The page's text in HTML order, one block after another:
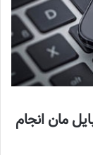
مان انجام